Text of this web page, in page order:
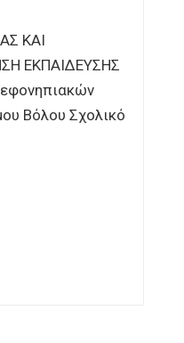
ΚΑΙ
ΕΚΠΑΙΔΕΥΣΗΣ
Βόλου Σχολικό